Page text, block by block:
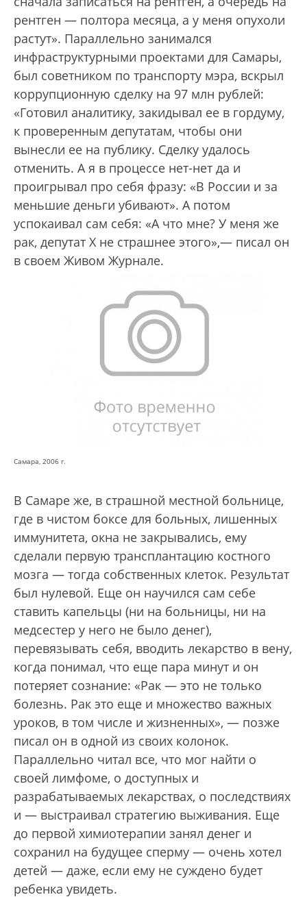
рентген — полтора месяца, а у меня опухоли
растут». Параллельно занимался
инфраструктурными проектами для Самары,
был советником по транспорту мэра, вскрыл
коррупционную сделку на 97 млн рублей:
«Готовил аналитику, закидывал ее в гордуму,
к проверенным депутатам, чтобы они
вынесли ее на публику. Сделку удалось
отменить. А я в процессе нет-нет да и
проигрывал про себя фразу: «В России и за
меньшие деньги убивают». А потом
успокаивал сам себя: «А что мне? У меня же
рак, депутат Х не страшнее этого»,— писал он
в своем Живом Журнале.
Самара, 2006 г.
В Самаре же, в страшной местной больнице,
где в чистом боксе для больных, лишенных
иммунитета, окна не закрывались, ему
сделали первую трансплантацию костного
мозга — тогда собственных клеток. Результат
был нулевой. Еще он научился сам себе
ставить капельцы (ни на больницы, ни на
медсестер у него не было денег),
перевязывать себя, вводить лекарство в вену,
когда понимал, что еще пара минут и он
потеряет сознание: «Рак — это не только
болезнь. Рак это еще и множество важных
уроков, в том числе и жизненных», — позже
писал он в одной из своих колонок.
Параллельно читал все, что мог найти о
своей лимфоме, о доступных и
разрабатываемых лекарствах, о последствиях
и — выстраивал стратегию выживания. Еще
до первой химиотерапии занял денег и
сохранил на будущее сперму — очень хотел
детей — даже, если ему не суждено будет
ребенка увидеть.